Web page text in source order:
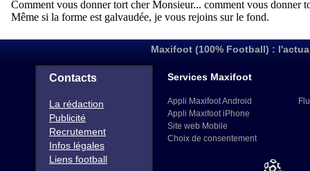
Maxifoot (100% Football) :
Contacts
La rédaction
Publicité
Recrutement
Infos légales
Liens football
Services Maxifoot
Appli Maxifoot Android
Appli Maxifoot iPhone
Site web Mobile
Choix de consentement